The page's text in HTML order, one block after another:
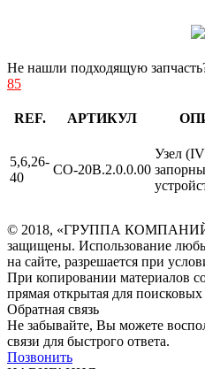
Не нашли подходящую
85
REF. АРТИКУЛ
5,6,26-
40
СО-20В.2.0.0.00
Узел
© 2018, «ГРУППА КОМПАНИЙ
защищены. Использование
на сайте, разрешается при
При копировании материалов
прямая открытая для
Обратная связь
Не забывайте, Вы можете
связи для быстрого ответа.
Позвонить